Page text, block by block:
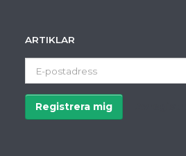
ARTIKLAR
postadress
Registrera mig